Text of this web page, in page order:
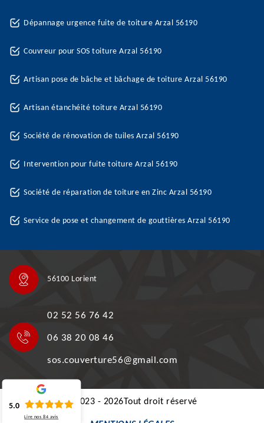
Dépannage urgence fuite de toiture Arzal 56190
Couvreur pour SOS toiture Arzal 56190
Artisan pose de bâche et bâchage de toiture Arzal 56190
Artisan étanchéité toiture Arzal 56190
Société de rénovation de tuiles Arzal 56190
Intervention pour fuite toiture Arzal 56190
Société de réparation de toiture en Zinc Arzal 56190
Service de pose et changement de gouttières Arzal 56190
56100 Lorient
02 52 56 76 42
06 38 20 08 46
sos.couverture56@gmail.com
©2023 - 2026Tout droit réservé
5.0
Lire nos84 avis